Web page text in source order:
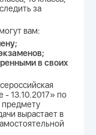
за
вам:
в своих
- 13.10.2017» по
предмету
вырастает в